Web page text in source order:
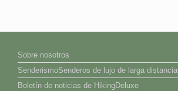
Sobre nosotros
SenderismoSenderos de lujo de larga distancia
Boletín de noticias de HikingDeluxe